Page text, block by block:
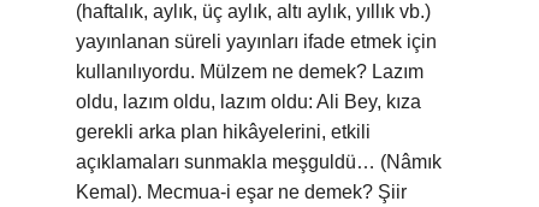
(haftalık, aylık, üç aylık, altı aylık, yıllık vb.)
yayınlanan süreli yayınları ifade etmek için
kullanılıyordu. Mülzem ne demek? Lazım
oldu, lazım oldu, lazım oldu: Ali Bey, kıza
gerekli arka plan hikâyelerini, etkili
açıklamaları sunmakla meşguldü… (Nâmık
Kemal). Mecmua-i eşar ne demek? Şiir